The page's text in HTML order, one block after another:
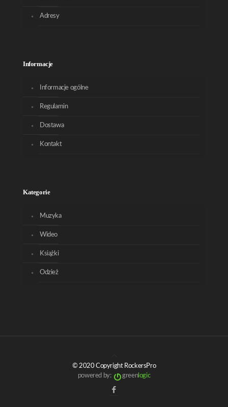
Adresy
Informacje
Informacje ogólne
Regulamin
Dostawa
Kontakt
Kategorie
Muzyka
Wideo
Książki
Odzież
© 2020 Copyright RockersPro
powered by:
greenlogic